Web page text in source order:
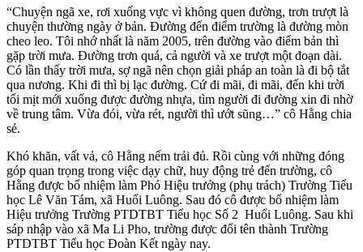
“Chuyện ngã xe, rơi xuống vực vì không quen đường, trơn trượt là
chuyện thường ngày ở bản. Đường đến điểm trường là đường mòn
cheo leo. Tôi nhớ nhất là năm 2005, trên đường vào điểm bản thì
gặp trời mưa. Đường trơn quá, cả người và xe trượt một đoạn dài.
Có lần thấy trời mưa, sợ ngã nên chọn giải pháp an toàn là đi bộ tắt
qua nương. Khi đi thì bị lạc đường. Cứ đi mãi, đi mãi, đến khi trời
tối mịt mới xuống được đường nhựa, tìm người đi đường xin đi nhờ
về trung tâm. Vừa đói, vừa rét, người thì ướt sũng…” cô Hằng chia
sẻ.
Khó khăn, vất vả, cô Hằng nếm trải đủ. Rồi cùng với những đóng
góp quan trọng trong việc dạy chữ, huy động trẻ đến trường, cô
Hằng được bổ nhiệm làm Phó Hiệu trưởng (phụ trách) Trường Tiểu
học Lê Văn Tám, xã Huổi Luông. Sau đó cô được bổ nhiệm làm
Hiệu trưởng Trường PTDTBT Tiểu học Số 2 Huổi Luông. Sau khi
sáp nhập vào xã Ma Li Pho, trường được đổi tên thành Trường
PTDTBT Tiểu học Đoàn Kết ngày nay.